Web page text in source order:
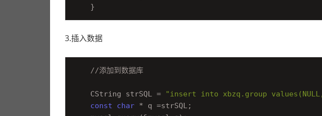
3.插入数据
//添加到数据库
    CString strSQL =
"insert into xbzq.group
const
char * q =strSQL;